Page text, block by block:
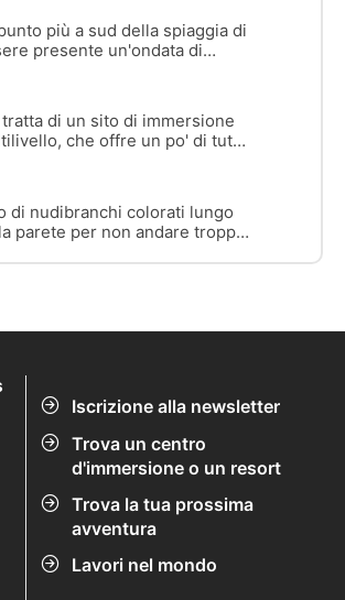
più a sud della spiaggia di
presente un'ondata di
di un sito di immersione
che offre un po' di tutto
di nudibranchi colorati lungo
parete per non andare troppo
Iscrizione alla newsletter
Trova un centro
d'immersione o un resort
Trova la tua prossima
avventura
Lavori nel mondo